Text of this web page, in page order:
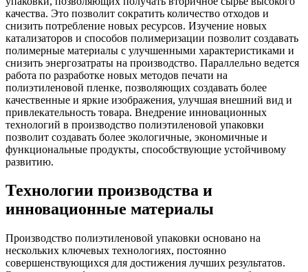
качества. Это позволит сократить количество отходов и
снизить потребление новых ресурсов. Изучение новых
катализаторов и способов полимеризации позволит создавать
полимерные материалы с улучшенными характеристиками и
снизить энергозатраты на производство. Параллельно ведется
работа по разработке новых методов печати на
полиэтиленовой пленке, позволяющих создавать более
качественные и яркие изображения, улучшая внешний вид и
привлекательность товара. Внедрение инновационных
технологий в производство полиэтиленовой упаковки
позволит создавать более экологичные, экономичные и
функциональные продукты, способствующие устойчивому
развитию.
Технологии производства и
инновационные материалы
Производство полиэтиленовой упаковки основано на
нескольких ключевых технологиях, постоянно
совершенствующихся для достижения лучших результатов.